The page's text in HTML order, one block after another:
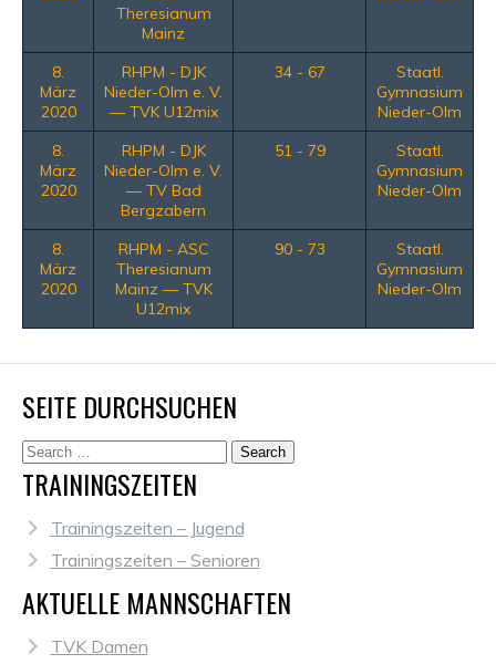
Theresianum
Mainz
8.
März
2020
RHPM - DJK
Nieder-Olm e. V.
— TVK U12mix
34 - 67
Staatl.
Gymnasium
Nieder-Olm
8.
März
2020
RHPM - DJK
Nieder-Olm e. V.
— TV Bad
Bergzabern
51 - 79
Staatl.
Gymnasium
Nieder-Olm
8.
März
2020
RHPM - ASC
Theresianum
Mainz — TVK
U12mix
90 - 73
Staatl.
Gymnasium
Nieder-Olm
SEITE DURCHSUCHEN
TRAININGSZEITEN
Trainingszeiten – Jugend
Trainingszeiten – Senioren
AKTUELLE MANNSCHAFTEN
TVK Damen